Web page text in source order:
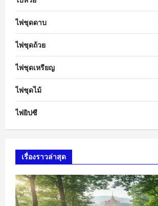
ไพ่ชุดดาบ
ไพ่ชุดถ้วย
ไพ่ชุดเหรียญ
ไพ่ชุดไม้
ไพ่ยิปซี
เรื่องราวล่าสุด